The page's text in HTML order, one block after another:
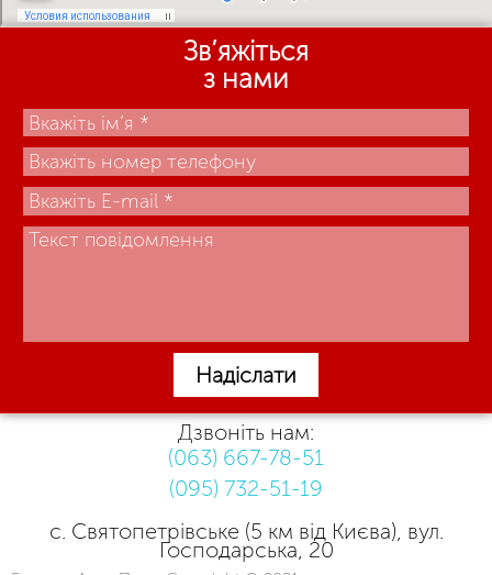
Зв’яжіться
з нами
Надіслати
Дзвоніть нам:
(063) 667-78-51
(095) 732-51-19
с. Святопетрівське (5 км від Києва), вул.
Господарська, 20